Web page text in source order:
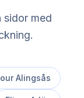
sidor med
Alingsås